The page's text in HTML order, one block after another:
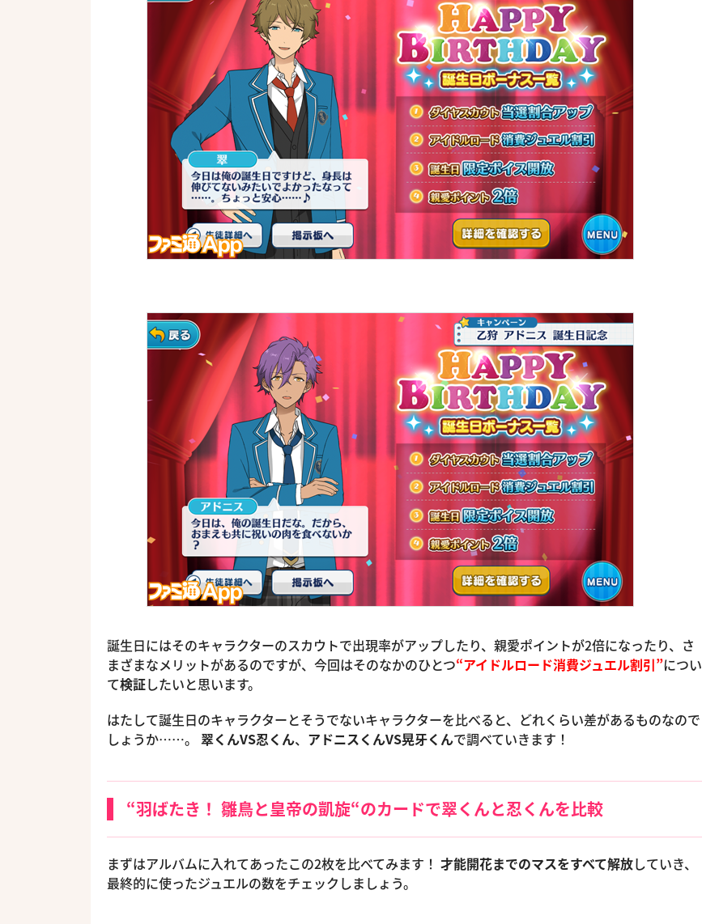
誕生日にはそのキャラクターのスカウトで出現率がアップしたり、親愛ポイントが2倍になったり、さ
まざまなメリットがあるのですが、今回はそのなかのひとつ“アイドルロード消費ジュエル割引”につい
て検証したいと思います。
はたして誕生日のキャラクターとそうでないキャラクターを比べると、どれくらい差があるものなので
しょうか……。 翠くんVS忍くん、 アドニスくんVS晃牙くんで調べていきます！
“羽ばたき！ 雛鳥と皇帝の凱旋“のカードで翠くんと忍くんを比較
まずはアルバムに入れてあったこの2枚を比べてみます！ 才能開花までのマスをすべて解放していき、
最終的に使ったジュエルの数をチェックしましょう。